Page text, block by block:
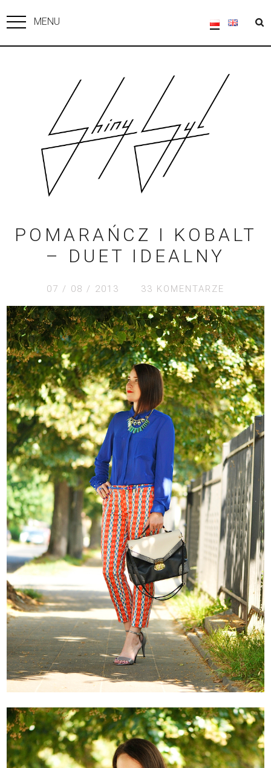
MENU
POMARAŃCZ I KOBALT
– DUET IDEALNY
07 / 08 / 2013 33 KOMENTARZE